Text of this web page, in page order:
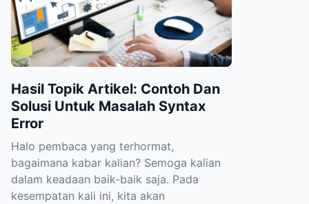
Hasil Topik Artikel: Contoh Dan
Solusi Untuk Masalah Syntax
Error
Halo pembaca yang terhormat,
bagaimana kabar kalian? Semoga kalian
dalam keadaan baik-baik saja. Pada
kesempatan kali ini, kita akan